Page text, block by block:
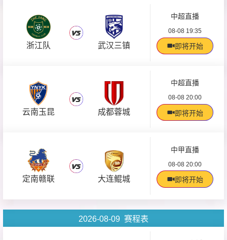
浙江队 武汉三镇
中超直播
08-08 19:35
即将开始
云南玉昆 成都蓉城
中超直播
08-08 20:00
即将开始
定南赣联 大连鲲城
中甲直播
08-08 20:00
即将开始
2026-08-09 赛程表